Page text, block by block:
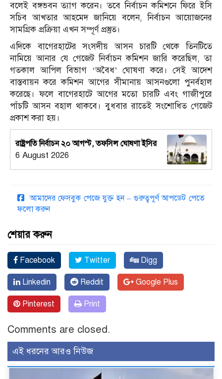
বলেই বঙ্গভবন ত্যাগ করেন। তবে নির্বাচন কমিশনে ফিরে ইসি
সচিব আখতার আহমেদ জানিয়ে বলেন, নির্বাচন আয়োজনের
সামগ্রিক প্রক্রিয়া এখন সম্পূর্ণ প্রস্তুত।
এদিকে বাগেরহাটের সংসদীয় আসন চারটি থেকে তিনটিতে
নামিয়ে আনার যে গেজেট নির্বাচন কমিশন জারি করেছিল, তা
গতকাল আপিল বিভাগ ‘অবৈধ’ ঘোষণা করে। সেই আদেশ
বাস্তবায়ন করে কমিশন আগের সীমানায় আসনগুলো পুনর্বহাল
করেছে। ফলে বাগেরহাটে আগের মতো চারটি এবং গাজীপুরে
পাঁচটি আসন বহাল থাকবে। বুধবার রাতেই সংশোধিত গেজেট
প্রকাশ করা হয়।
রাষ্ট্রপতি নির্বাচন ২০ আগস্ট, তফসিল ঘোষণা ইসির
6 August 2026
আমাদের ফেসবুক পেজে যুক্ত হন – গুরুত্বপূর্ণ আপডেট পেতে
ফলো করুন
শেয়ার করুন
Facebook Twitter Digg
Linkedin Reddit Google Plus
Pinterest Print
Comments are closed.
এই ধরনের আরও নিউজ